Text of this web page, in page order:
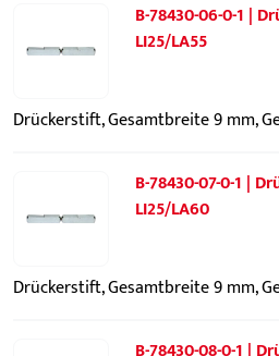
B-78430-06-0-1 |
LI25/LA55
Drückerstift, Gesamtbreite 9 mm,
B-78430-07-0-1 |
LI25/LA60
Drückerstift, Gesamtbreite 9 mm,